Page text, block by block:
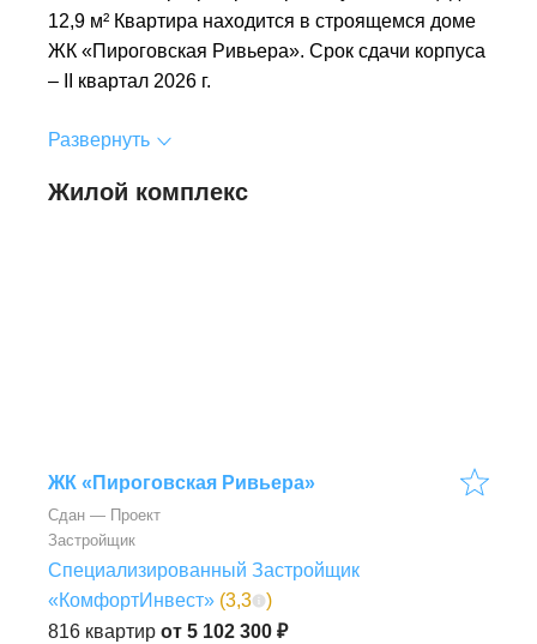
12,9 м² Квартира находится в строящемся доме
ЖК «Пироговская Ривьера». Срок сдачи корпуса
– II квартал 2026 г.
Развернуть
Жилой комплекс
ЖК «Пироговская Ривьера»
Сдан — Проект
816 квартир от 5 102 300 ₽
Застройщик
Специализированный Застройщик
«КомфортИнвест» (3,3 )